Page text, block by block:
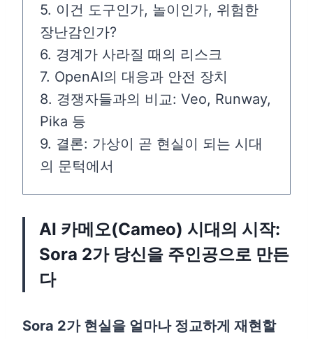
5. 이건 도구인가, 놀이인가, 위험한
장난감인가?
6. 경계가 사라질 때의 리스크
7. OpenAI의 대응과 안전 장치
8. 경쟁자들과의 비교: Veo, Runway,
Pika 등
9. 결론: 가상이 곧 현실이 되는 시대
의 문턱에서
AI 카메오(Cameo) 시대의 시작:
Sora 2가 당신을 주인공으로 만든
다
Sora 2가 현실을 얼마나 정교하게 재현할